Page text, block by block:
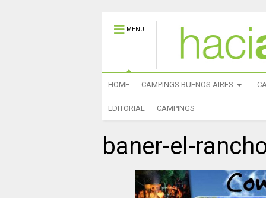
MENU
HOME CAMPINGS BUENOS AIRES
EDITORIAL CAMPINGS
baner-el-